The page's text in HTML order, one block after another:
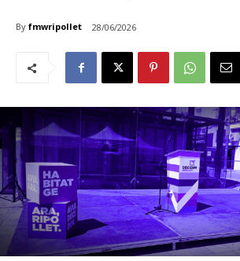
By fmwripollet 28/06/2026